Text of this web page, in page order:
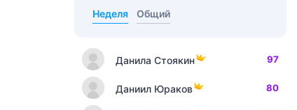
Неделя Общий
Данила Стоякин 97
Даниил Юраков 80